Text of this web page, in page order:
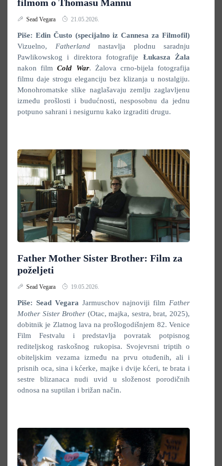
filmom o Thomasu Mannu
Sead Vegara 21.05.2026.
Piše: Edin Čusto (specijalno iz Cannesa za Filmofil)
Vizuelno, Fatherlandnastavlja plodnu saradnju
Pawlikowskog i direktora fotografije Łukasza Żala
nakon filmCold War. Żalova crno-bijela fotografija
filmu daje strogu eleganciju bez klizanja u nostalgiju.
Monohromatske slike naglašavaju zemlju zaglavljenu
između prošlosti i budućnosti, nesposobnu da jednu
potpuno sahrani i nesigurnu kako izgraditi drugu.
Father Mother Sister Brother: Film za
poželjeti
Sead Vegara 19.05.2026.
Piše: Sead Vegara Jarmuschov najnoviji film Father
Mother Sister Brother (Otac, majka, sestra, brat, 2025),
dobitnik je Zlatnog lava na prošlogodišnjem 82. Venice
Film Festvalu i predstavlja povratak potpisnog
rediteljskog raskošnog rukopisa. Svojevrsni triptih o
obiteljskim vezama između na prvu otuđenih, ali i
prisnih oca, sina i kćerke, majke i dvije kćeri, te brata i
sestre blizanaca nudi uvid u složenost porodičnih
odnosa na suptilan i brižan način.